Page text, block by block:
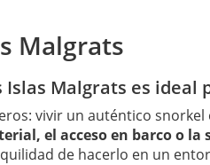
Malgrats
Malgrats es ideal
vivir un auténtico snorkel
el acceso en barco o la
de hacerlo en un